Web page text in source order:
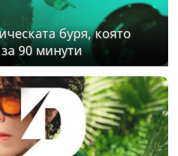
буря, която
90 минути